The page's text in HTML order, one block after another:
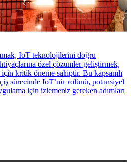
IoT teknolojilerini doğru
özel çözümler geliştirmek,
için kritik öneme sahiptir. Bu kapsamlı
sürecinde IoT’nin rolünü, potansiyel
için izlemeniz gereken adımları